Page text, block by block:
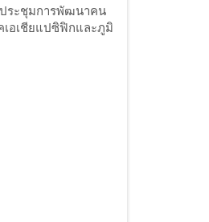
ระชุมการพัฒนาคน
เอเชียแปซิฟิกและภูมิ